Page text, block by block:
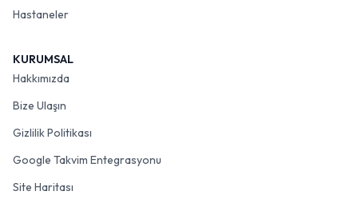
Hastaneler
KURUMSAL
Hakkımızda
Bize Ulaşın
Gizlilik Politikası
Google Takvim Entegrasyonu
Site Haritası